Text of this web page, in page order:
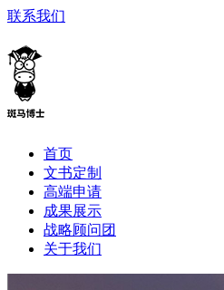
联系我们
首页
文书定制
高端申请
成果展示
战略顾问团
关于我们